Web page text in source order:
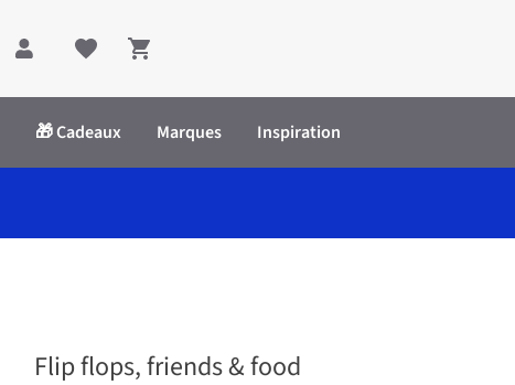
Shopping cart
🎁 Cadeaux Marques Inspiration
Flip flops, friends & food